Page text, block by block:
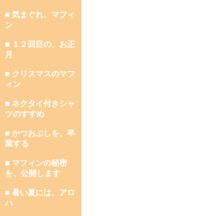
■ 気まぐれ、マフィ
ン
■ １２回目の、お正
月
■ クリスマスのマフ
ィン
■ ネクタイ付きシャ
ツのすすめ
■ かつおぶしを、卒
業する
■ マフィンの秘密
を、公開します
■ 暑い夏には、アロ
ハ